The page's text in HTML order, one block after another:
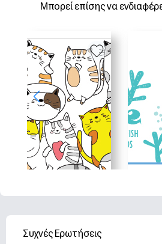
Μπορεί επίσης να
Συχνές Ερωτήσεις